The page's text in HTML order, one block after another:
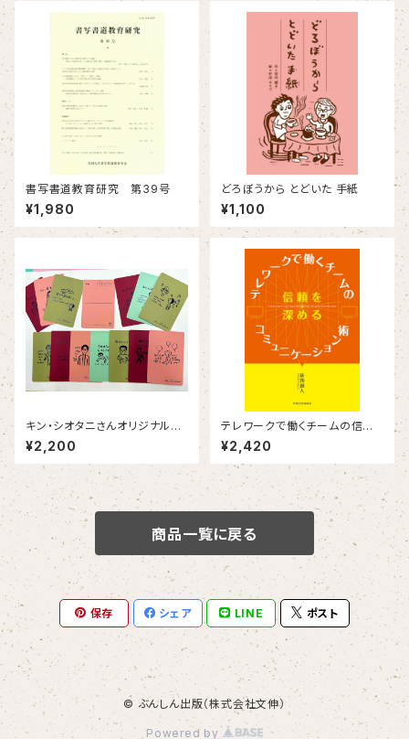
書写書道教育研究 第39号
¥1,980
どろぼうから とどいた 手紙
¥1,100
キン・シオタニさんオリジナルポ
ストカード14枚セット
¥2,200
テレワークで働くチームの信頼
を深めるコミュニケーション術
¥2,420
商品一覧に戻る
保存 シェア LINE ポスト
© ぶんしん出版（株式会社文伸）
Powered by